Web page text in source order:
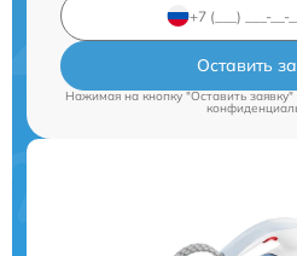
Оставить
Нажимая на кнопку "Оставить